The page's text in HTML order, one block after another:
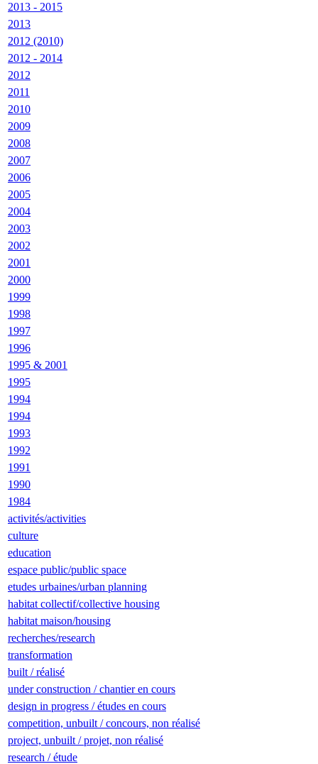
2013 - 2015
2013
2012 (2010)
2012 - 2014
2012
2011
2010
2009
2008
2007
2006
2005
2004
2003
2002
2001
2000
1999
1998
1997
1996
1995 & 2001
1995
1994
1994
1993
1992
1991
1990
1984
activités/activities
culture
education
espace public/public space
etudes urbaines/urban planning
habitat collectif/collective housing
habitat maison/housing
recherches/research
transformation
built / réalisé
under construction / chantier en cours
design in progress / études en cours
competition, unbuilt / concours, non réalisé
project, unbuilt / projet, non réalisé
research / étude